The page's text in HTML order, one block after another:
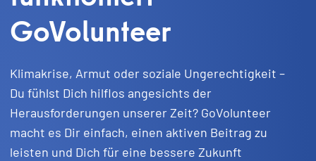
GoVolunteer
Klimakrise, Armut oder soziale Ungerechtigkeit –
Du fühlst Dich hilflos angesichts der
Herausforderungen unserer Zeit? GoVolunteer
macht es Dir einfach, einen aktiven Beitrag zu
leisten und Dich für eine bessere Zukunft